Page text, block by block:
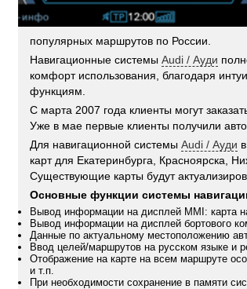
популярных маршрутов по России.
Навигационные системы Audi / Ауди
комфорт использования, благодаря
функциям.
С марта 2007 года клиенты могут
Уже в мае первые клиенты получили
Для навигационной системы Audi / Ауди
карт для Екатеринбурга, Красноярска,
Существующие карты будут
Основные функции системы
Вывод информации на дисплей MMI: карта
Вывод информации на дисплей бортового
Данные по актуальному местоположению
Ввод целей/маршрутов на русском языке и
Отображение на карте на всем маршруте
и т.п.
При необходимости сохранение в памяти